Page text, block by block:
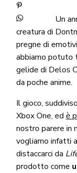
Un
creatura di
pregne di
abbiamo potuto
gelide di Delos
da poche anime.
Il gioco,
Xbox One, edè
nostro parere in
vogliamo infatti
distaccarci da
prodotto come